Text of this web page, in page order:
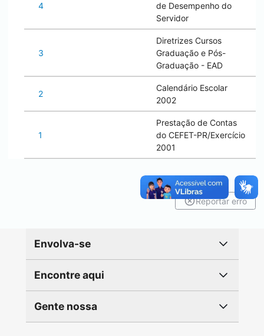
4
de Desempenho do
Servidor
3
Diretrizes Cursos
Graduação e Pós-
Graduação - EAD
2
Calendário Escolar
2002
1
Prestação de Contas
do CEFET-PR/Exercício
2001
Reportar erro
Envolva-se
Encontre aqui
Gente nossa